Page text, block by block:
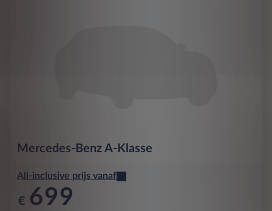
Mercedes-Benz A-Klasse
All-inclusive prijs vanaf
€ 699